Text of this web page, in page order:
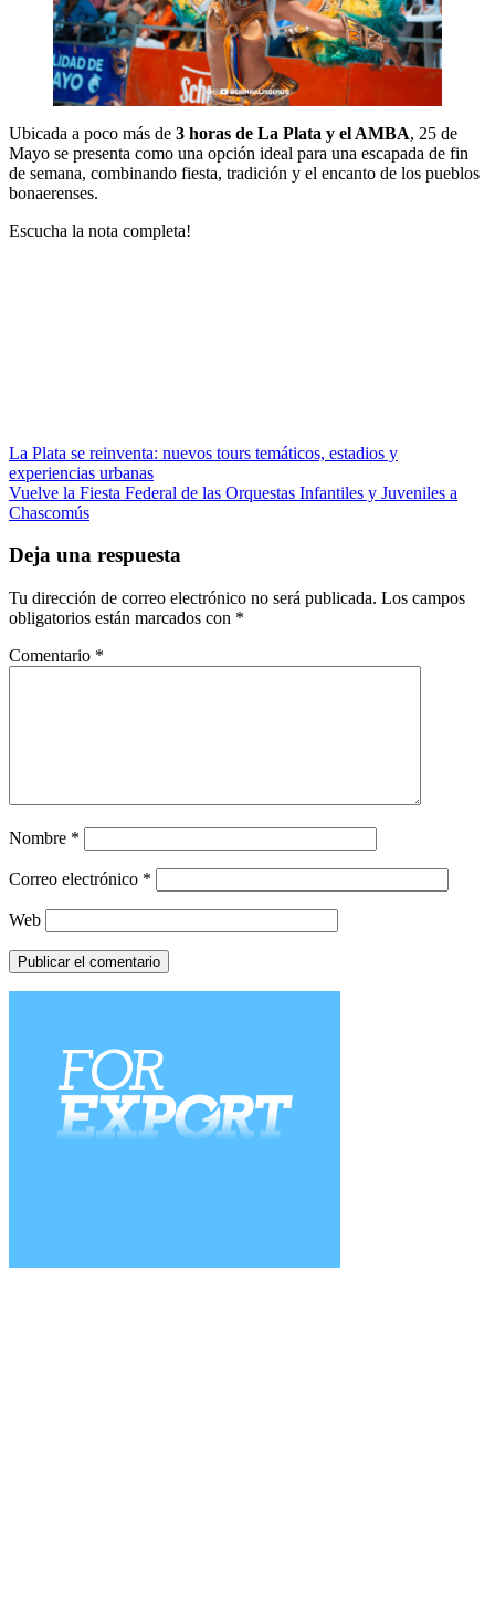
Ubicada a poco más de 3 horas de La Plata y el AMBA, 25 de
Mayo se presenta como una opción ideal para una escapada de fin
de semana, combinando fiesta, tradición y el encanto de los pueblos
bonaerenses.
Escucha la nota completa!
Navegación
de
entradas
La Plata se reinventa: nuevos tours temáticos, estadios y
experiencias urbanas
Vuelve la Fiesta Federal de las Orquestas Infantiles y Juveniles a
Chascomús
Deja una respuesta
Tu dirección de correo electrónico no será publicada. Los campos
obligatorios están marcados con *
Comentario *
Nombre *
Correo electrónico *
Web